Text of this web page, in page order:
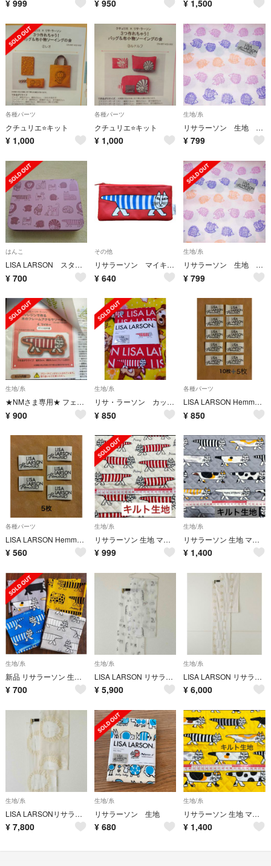
¥ 999 ¥ 950 ¥ 1,500
各種パーツ
クチュリエ⭐️キット
¥ 1,000
各種パーツ
クチュリエ⭐️キット
¥ 1,000
生地/糸
リサラーソン 生地 はぎれ ハリネズミのダンス タグつき
¥ 799
はんこ
LISA LARSON スタンプセット
¥ 700
その他
リサラーソン マイキー ペンケース(ポーチ)
¥ 640
生地/糸
リサラーソン 生地 はぎれ ハリネズミのダンス タグつき
¥ 799
生地/糸
★NMさま専用★ フェリシモ 手作りキット リサ・ラーソン レジンアクセサリー
¥ 900
生地/糸
リサ・ラーソン カットクロス
¥ 850
各種パーツ
LISA LARSON Hemma☆リサラーソンタグ15枚☆手芸 洋裁道具 ワッペン ハンドメイドに☆只今1枚おまけ付き
¥ 850
各種パーツ
LISA LARSON Hemma ☆リサラーソン タグ5枚☆手芸 洋裁道具 ワッペン ハンドメイドに☆1枚おまけ付き
¥ 560
生地/糸
リサラーソン 生地 マイキー 生成りレッド キルティング生地
¥ 999
生地/糸
リサラーソン 生地 マイキー グレー キルティング生地
¥ 1,400
生地/糸
新品 リサラーソン 生地 マイキー ハンドメイド カットクロス はぎれ 布
¥ 700
生地/糸
LISA LARSON リサラーソン ネコ シースルー カーテンはぎれ2枚セット
¥ 5,900
生地/糸
LISA LARSON リサラーソン ライオン 麻混刺繍カーテンはぎれ2枚セット
¥ 6,000
生地/糸
LISA LARSONリサラーソン ライオンメッシュ刺繍カーテンはぎれ2枚セット
¥ 7,800
生地/糸
リサラーソン 生地
¥ 680
生地/糸
リサラーソン 生地 マイキー イエロー キルティング生地
¥ 1,400